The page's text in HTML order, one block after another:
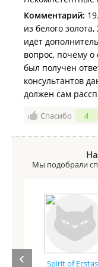
Комментарий:
из белого
идёт
вопрос, почему
был получен
консультантов
должен сам
Спасибо 4
Мы подобрали
Spirit of